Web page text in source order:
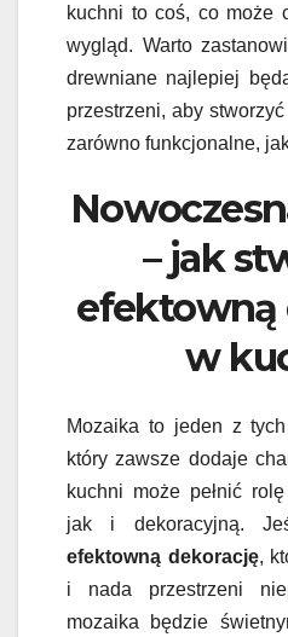
kuchni to coś, co może
wygląd. Warto
drewniane najlepiej
przestrzeni, aby
zarówno funkcjonalne, jak
– jak
efektowną
w
Mozaika to jeden z
który zawsze dodaje
kuchni może pełnić
jak i dekoracyjną.
efektowną dekorację,
i nada przestrzeni
mozaika będzie